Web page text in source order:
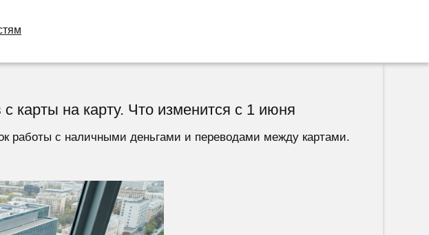
карты на карту. Что изменится с 1 июня
работы с наличными деньгами и переводами между картами.